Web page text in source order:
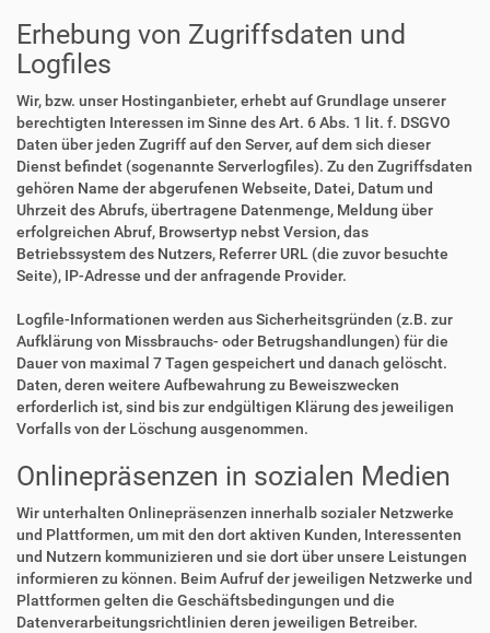
Erhebung von Zugriffsdaten und
Logfiles
Wir, bzw. unser Hostinganbieter, erhebt auf Grundlage unserer
berechtigten Interessen im Sinne des Art. 6 Abs. 1 lit. f. DSGVO
Daten über jeden Zugriff auf den Server, auf dem sich dieser
Dienst befindet (sogenannte Serverlogfiles). Zu den Zugriffsdaten
gehören Name der abgerufenen Webseite, Datei, Datum und
Uhrzeit des Abrufs, übertragene Datenmenge, Meldung über
erfolgreichen Abruf, Browsertyp nebst Version, das
Betriebssystem des Nutzers, Referrer URL (die zuvor besuchte
Seite), IP-Adresse und der anfragende Provider.
Logfile-Informationen werden aus Sicherheitsgründen (z.B. zur
Aufklärung von Missbrauchs- oder Betrugshandlungen) für die
Dauer von maximal 7 Tagen gespeichert und danach gelöscht.
Daten, deren weitere Aufbewahrung zu Beweiszwecken
erforderlich ist, sind bis zur endgültigen Klärung des jeweiligen
Vorfalls von der Löschung ausgenommen.
Onlinepräsenzen in sozialen Medien
Wir unterhalten Onlinepräsenzen innerhalb sozialer Netzwerke
und Plattformen, um mit den dort aktiven Kunden, Interessenten
und Nutzern kommunizieren und sie dort über unsere Leistungen
informieren zu können. Beim Aufruf der jeweiligen Netzwerke und
Plattformen gelten die Geschäftsbedingungen und die
Datenverarbeitungsrichtlinien deren jeweiligen Betreiber.